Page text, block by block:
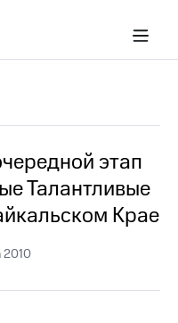
этап
Талантливые
Крае
2010